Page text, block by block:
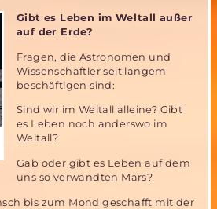
Gibt es Leben im Weltall außer
auf der Erde?
Fragen, die Astronomen und
Wissenschaftler seit langem
beschäftigen sind:
Sind wir im Weltall alleine? Gibt
es Leben noch anderswo im
Weltall?
Gab oder gibt es Leben auf dem
uns so verwandten Mars?
bis zum Mond geschafft mit der